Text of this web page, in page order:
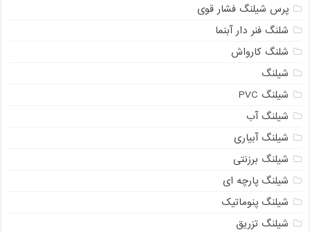
پرس شیلنگ فشار قوی
شلنگ فنر دار آبنما
شلنگ کارواش
شیلنگ
شیلنگ PVC
شیلنگ آب
شیلنگ آبیاری
شیلنگ برزنتی
شیلنگ پارچه ای
شیلنگ پنوماتیک
شیلنگ تزریق